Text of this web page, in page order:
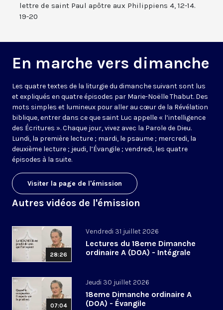
lettre de saint Paul apôtre aux Philippiens 4, 12-14.
19-20
En marche vers dimanche
Les quatre textes de la liturgie du dimanche suivant sont lus
et expliqués en quatre épisodes par Marie-Noëlle Thabut. Des
mots simples et lumineux pour aller au cœur de la Révélation
biblique, entrer dans ce que saint Luc appelle « l’intelligence
des Écritures ». Chaque jour, vivez avec la Parole de Dieu.
Lundi, la première lecture ; mardi, le psaume ; mercredi, la
deuxième lecture ; jeudi, l’Évangile ; vendredi, les quatre
épisodes à la suite.
Visiter la page de l'émission
Autres vidéos de l'émission
28:26
Vendredi 31 juillet 2026
Lectures du 18eme Dimanche
ordinaire A (DOA) - Intégrale
07:04
Jeudi 30 juillet 2026
18eme Dimanche ordinaire A
(DOA) - Évangile